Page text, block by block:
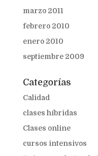
marzo 2011
febrero 2010
enero 2010
septiembre 2009
Categorías
Calidad
clases híbridas
Clases online
cursos intensivos